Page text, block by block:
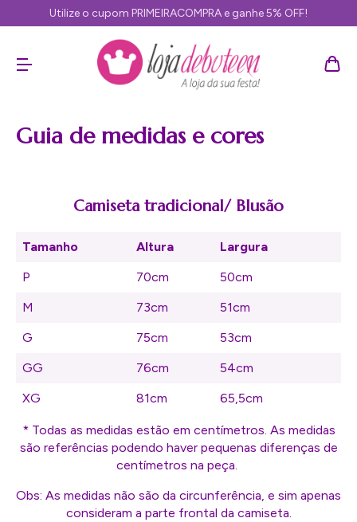
Utilize o cupom PRIMEIRACOMPRA e ganhe 5% OFF!
Guia de medidas e cores
Camiseta tradicional/ Blusão
Tamanho Altura
Largura
P
70cm
50cm
M
73cm
51cm
G
75cm
53cm
GG
76cm
54cm
XG
81cm 65,5cm
* Todas as medidas estão em centímetros. As medidas
são referências podendo haver pequenas diferenças de
centímetros na peça.
Obs: As medidas não são da circunferência, e sim apenas
consideram a parte frontal da camiseta.